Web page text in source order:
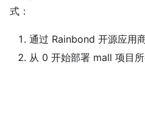
式：
通过 Rainbond 开源应用
从 0 开始部署 mall 项目